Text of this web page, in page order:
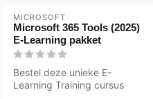
MICROSOFT
Microsoft 365 Tools (2025)
E-Learning pakket
Bestel deze unieke E-
Learning Training cursus